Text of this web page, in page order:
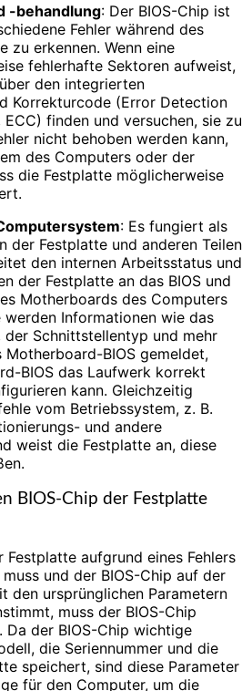
-behandlung: Der BIOS-Chip ist
Fehler während des
zu erkennen. Wenn eine
fehlerhafte Sektoren aufweist,
den integrierten
Korrekturcode (Error Detection
finden und versuchen, sie zu
nicht behoben werden kann,
des Computers oder der
die Festplatte möglicherweise
: Es fungiert als
der Festplatte und anderen Teilen
den internen Arbeitsstatus und
der Festplatte an das BIOS und
Motherboards des Computers
werden Informationen wie das
Schnittstellentyp und mehr
BIOS gemeldet,
BIOS das Laufwerk korrekt
kann. Gleichzeitig
vom Betriebssystem, z. B.
und andere
weist die Festplatte an, diese
BIOS-Chip der Festplatte
Festplatte aufgrund eines Fehlers
und der BIOS-Chip auf der
den ursprünglichen Parametern
muss der BIOS-Chip
Da der BIOS-Chip wichtige
die Seriennummer und die
speichert, sind diese Parameter
für den Computer, um die